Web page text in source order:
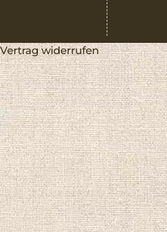
Vertrag widerrufen